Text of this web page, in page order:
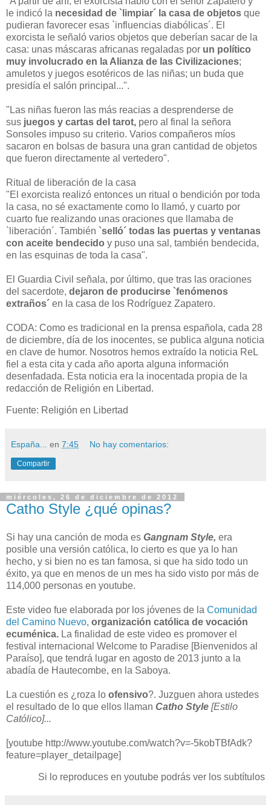
le indicó la necesidad de `limpiar´ la casa de objetos que
pudieran favorecer esas `influencias diabólicas´. El
exorcista le señaló varios objetos que deberían sacar de la
casa: unas máscaras africanas regaladas por un político
muy involucrado en la Alianza de las Civilizaciones;
amuletos y juegos esotéricos de las niñas; un buda que
presidía el salón principal...".
"Las niñas fueron las más reacias a desprenderse de
sus juegos y cartas del tarot, pero al final la señora
Sonsoles impuso su criterio. Varios compañeros míos
sacaron en bolsas de basura una gran cantidad de objetos
que fueron directamente al vertedero".
Ritual de liberación de la casa
"El exorcista realizó entonces un ritual o bendición por toda
la casa, no sé exactamente como lo llamó, y cuarto por
cuarto fue realizando unas oraciones que llamaba de
`liberación´. También `selló´ todas las puertas y ventanas
con aceite bendecido y puso una sal, también bendecida,
en las esquinas de toda la casa".
El Guardia Civil señala, por último, que tras las oraciones
del sacerdote, dejaron de producirse `fenómenos
extraños´ en la casa de los Rodríguez Zapatero.
CODA: Como es tradicional en la prensa española, cada 28
de diciembre, día de los inocentes, se publica alguna noticia
en clave de humor. Nosotros hemos extraído la noticia ReL
fiel a esta cita y cada año aporta alguna información
desenfadada. Esta noticia era la inocentada propia de la
redacción de Religión en Libertad.
Fuente: Religión en Libertad
España... en 7:45 No hay comentarios:
Compartir
miércoles, 26 de diciembre de 2012
Catho Style ¿qué opinas?
Si hay una canción de moda es Gangnam Style, era
posible una versión católica, lo cierto es que ya lo han
hecho, y si bien no es tan famosa, si que ha sido todo un
éxito, ya que en menos de un mes ha sido visto por más de
114,000 personas en youtube.
Este video fue elaborada por los jóvenes de la Comunidad
del Camino Nuevo, organización católica de vocación
ecuménica. La finalidad de este video es promover el
festival internacional Welcome to Paradise [Bienvenidos al
Paraíso], que tendrá lugar en agosto de 2013 junto a la
abadía de Hautecombe, en la Saboya.
La cuestión es ¿roza lo ofensivo?. Juzguen ahora ustedes
el resultado de lo que ellos llaman Catho Style [Estilo
Católico]...
[youtube http://www.youtube.com/watch?v=-5kobTBfAdk?
feature=player_detailpage]
Si lo reproduces en youtube podrás ver los subtítulos